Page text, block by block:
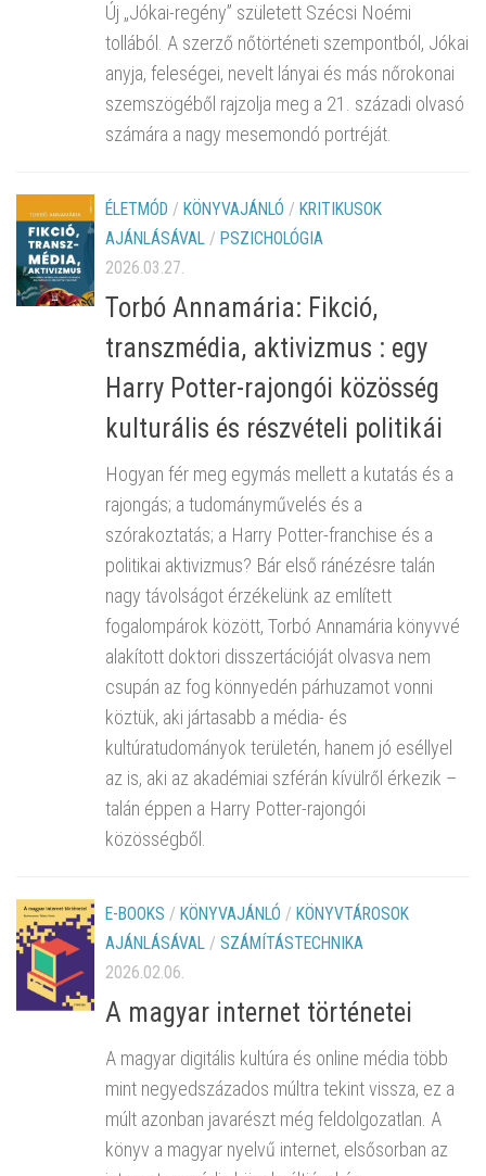
Új „Jókai-regény” született Szécsi Noémi
tollából. A szerző nőtörténeti szempontból, Jókai
anyja, feleségei, nevelt lányai és más nőrokonai
szemszögéből rajzolja meg a 21. századi olvasó
számára a nagy mesemondó portréját.
ÉLETMÓD / KÖNYVAJÁNLÓ / KRITIKUSOK
AJÁNLÁSÁVAL / PSZICHOLÓGIA
2026.03.27.
Torbó Annamária: Fikció,
transzmédia, aktivizmus : egy
Harry Potter-rajongói közösség
kulturális és részvételi politikái
Hogyan fér meg egymás mellett a kutatás és a
rajongás; a tudományművelés és a
szórakoztatás; a Harry Potter-franchise és a
politikai aktivizmus? Bár első ránézésre talán
nagy távolságot érzékelünk az említett
fogalompárok között, Torbó Annamária könyvvé
alakított doktori disszertációját olvasva nem
csupán az fog könnyedén párhuzamot vonni
köztük, aki jártasabb a média- és
kultúratudományok területén, hanem jó eséllyel
az is, aki az akadémiai szférán kívülről érkezik –
talán éppen a Harry Potter-rajongói
közösségből.
E-BOOKS / KÖNYVAJÁNLÓ / KÖNYVTÁROSOK
AJÁNLÁSÁVAL / SZÁMÍTÁSTECHNIKA
2026.02.06.
A magyar internet történetei
A magyar digitális kultúra és online média több
mint negyedszázados múltra tekint vissza, ez a
múlt azonban javarészt még feldolgozatlan. A
könyv a magyar nyelvű internet, elsősorban az